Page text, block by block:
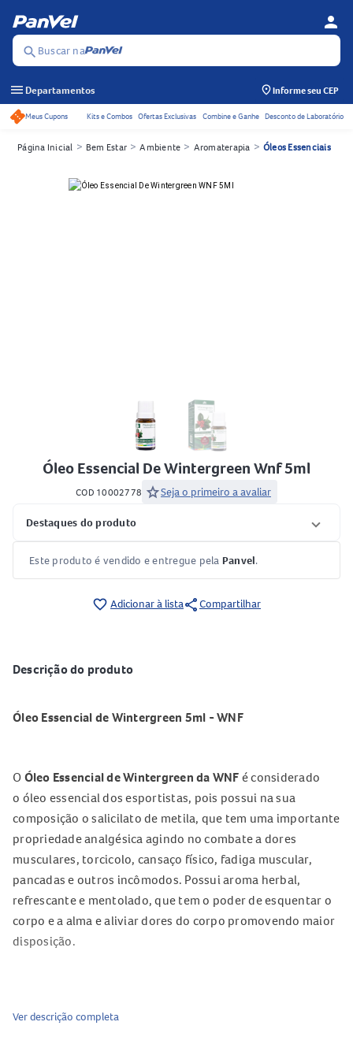
search Buscar na
person
menu Departamentos Informe seu CEP
Acessos rápidos do cabeçalho
Meus Cupons Kits e Combos Ofertas Exclusivas Combine e Ganhe Desconto de Laboratório
Página Inicial > Bem Estar > Ambiente > Aromaterapia > Óleos Essenciais
Óleo Essencial De Wintergreen Wnf 5ml
COD 10002778 starSeja o primeiro a avaliar
Destaques do produto
Este produto é vendido e entregue pela Panvel.
favorite_border Adicionar à listashareCompartilhar
Descrição do produto
Óleo Essencial de Wintergreen 5ml - WNF
O Óleo Essencial de Wintergreen da WNF é considerado
o óleo essencial dos esportistas, pois possui na sua
composição o salicilato de metila, que tem uma importante
propriedade analgésica agindo no combate a dores
musculares, torcicolo, cansaço físico, fadiga muscular,
pancadas e outros incômodos. Possui aroma herbal,
refrescante e mentolado, que tem o poder de esquentar o
corpo e a alma e aliviar dores do corpo promovendo maior
disposição.
Ver descrição completa